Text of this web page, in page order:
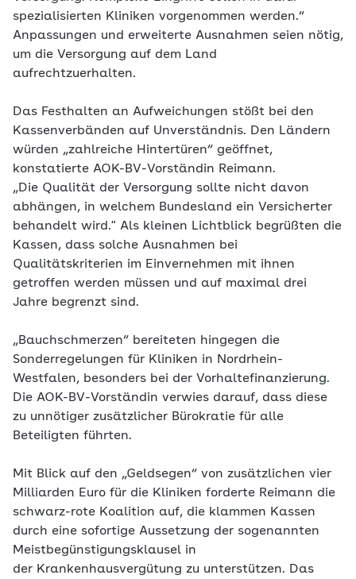
spezialisierten Kliniken vorgenommen werden.“
Anpassungen und erweiterte Ausnahmen seien nötig,
um die Versorgung auf dem Land
aufrechtzuerhalten.
Das Festhalten an Aufweichungen stößt bei den
Kassenverbänden auf Unverständnis. Den Ländern
würden „zahlreiche Hintertüren“ geöffnet,
konstatierte AOK-BV-Vorständin Reimann.
„Die Qualität der Versorgung sollte nicht davon
abhängen, in welchem Bundesland ein Versicherter
behandelt wird." Als kleinen Lichtblick begrüßten die
Kassen, dass solche Ausnahmen bei
Qualitätskriterien im Einvernehmen mit ihnen
getroffen werden müssen und auf maximal drei
Jahre begrenzt sind.
„Bauchschmerzen“ bereiteten hingegen die
Sonderregelungen für Kliniken in Nordrhein-
Westfalen, besonders bei der Vorhaltefinanzierung.
Die AOK-BV-Vorständin verwies darauf, dass diese
zu unnötiger zusätzlicher Bürokratie für alle
Beteiligten führten.
Mit Blick auf den „Geldsegen“ von zusätzlichen vier
Milliarden Euro für die Kliniken forderte Reimann die
schwarz-rote Koalition auf, die klammen Kassen
durch eine sofortige Aussetzung der sogenannten
Meistbegünstigungsklausel in
der Krankenhausvergütung zu unterstützen. Das